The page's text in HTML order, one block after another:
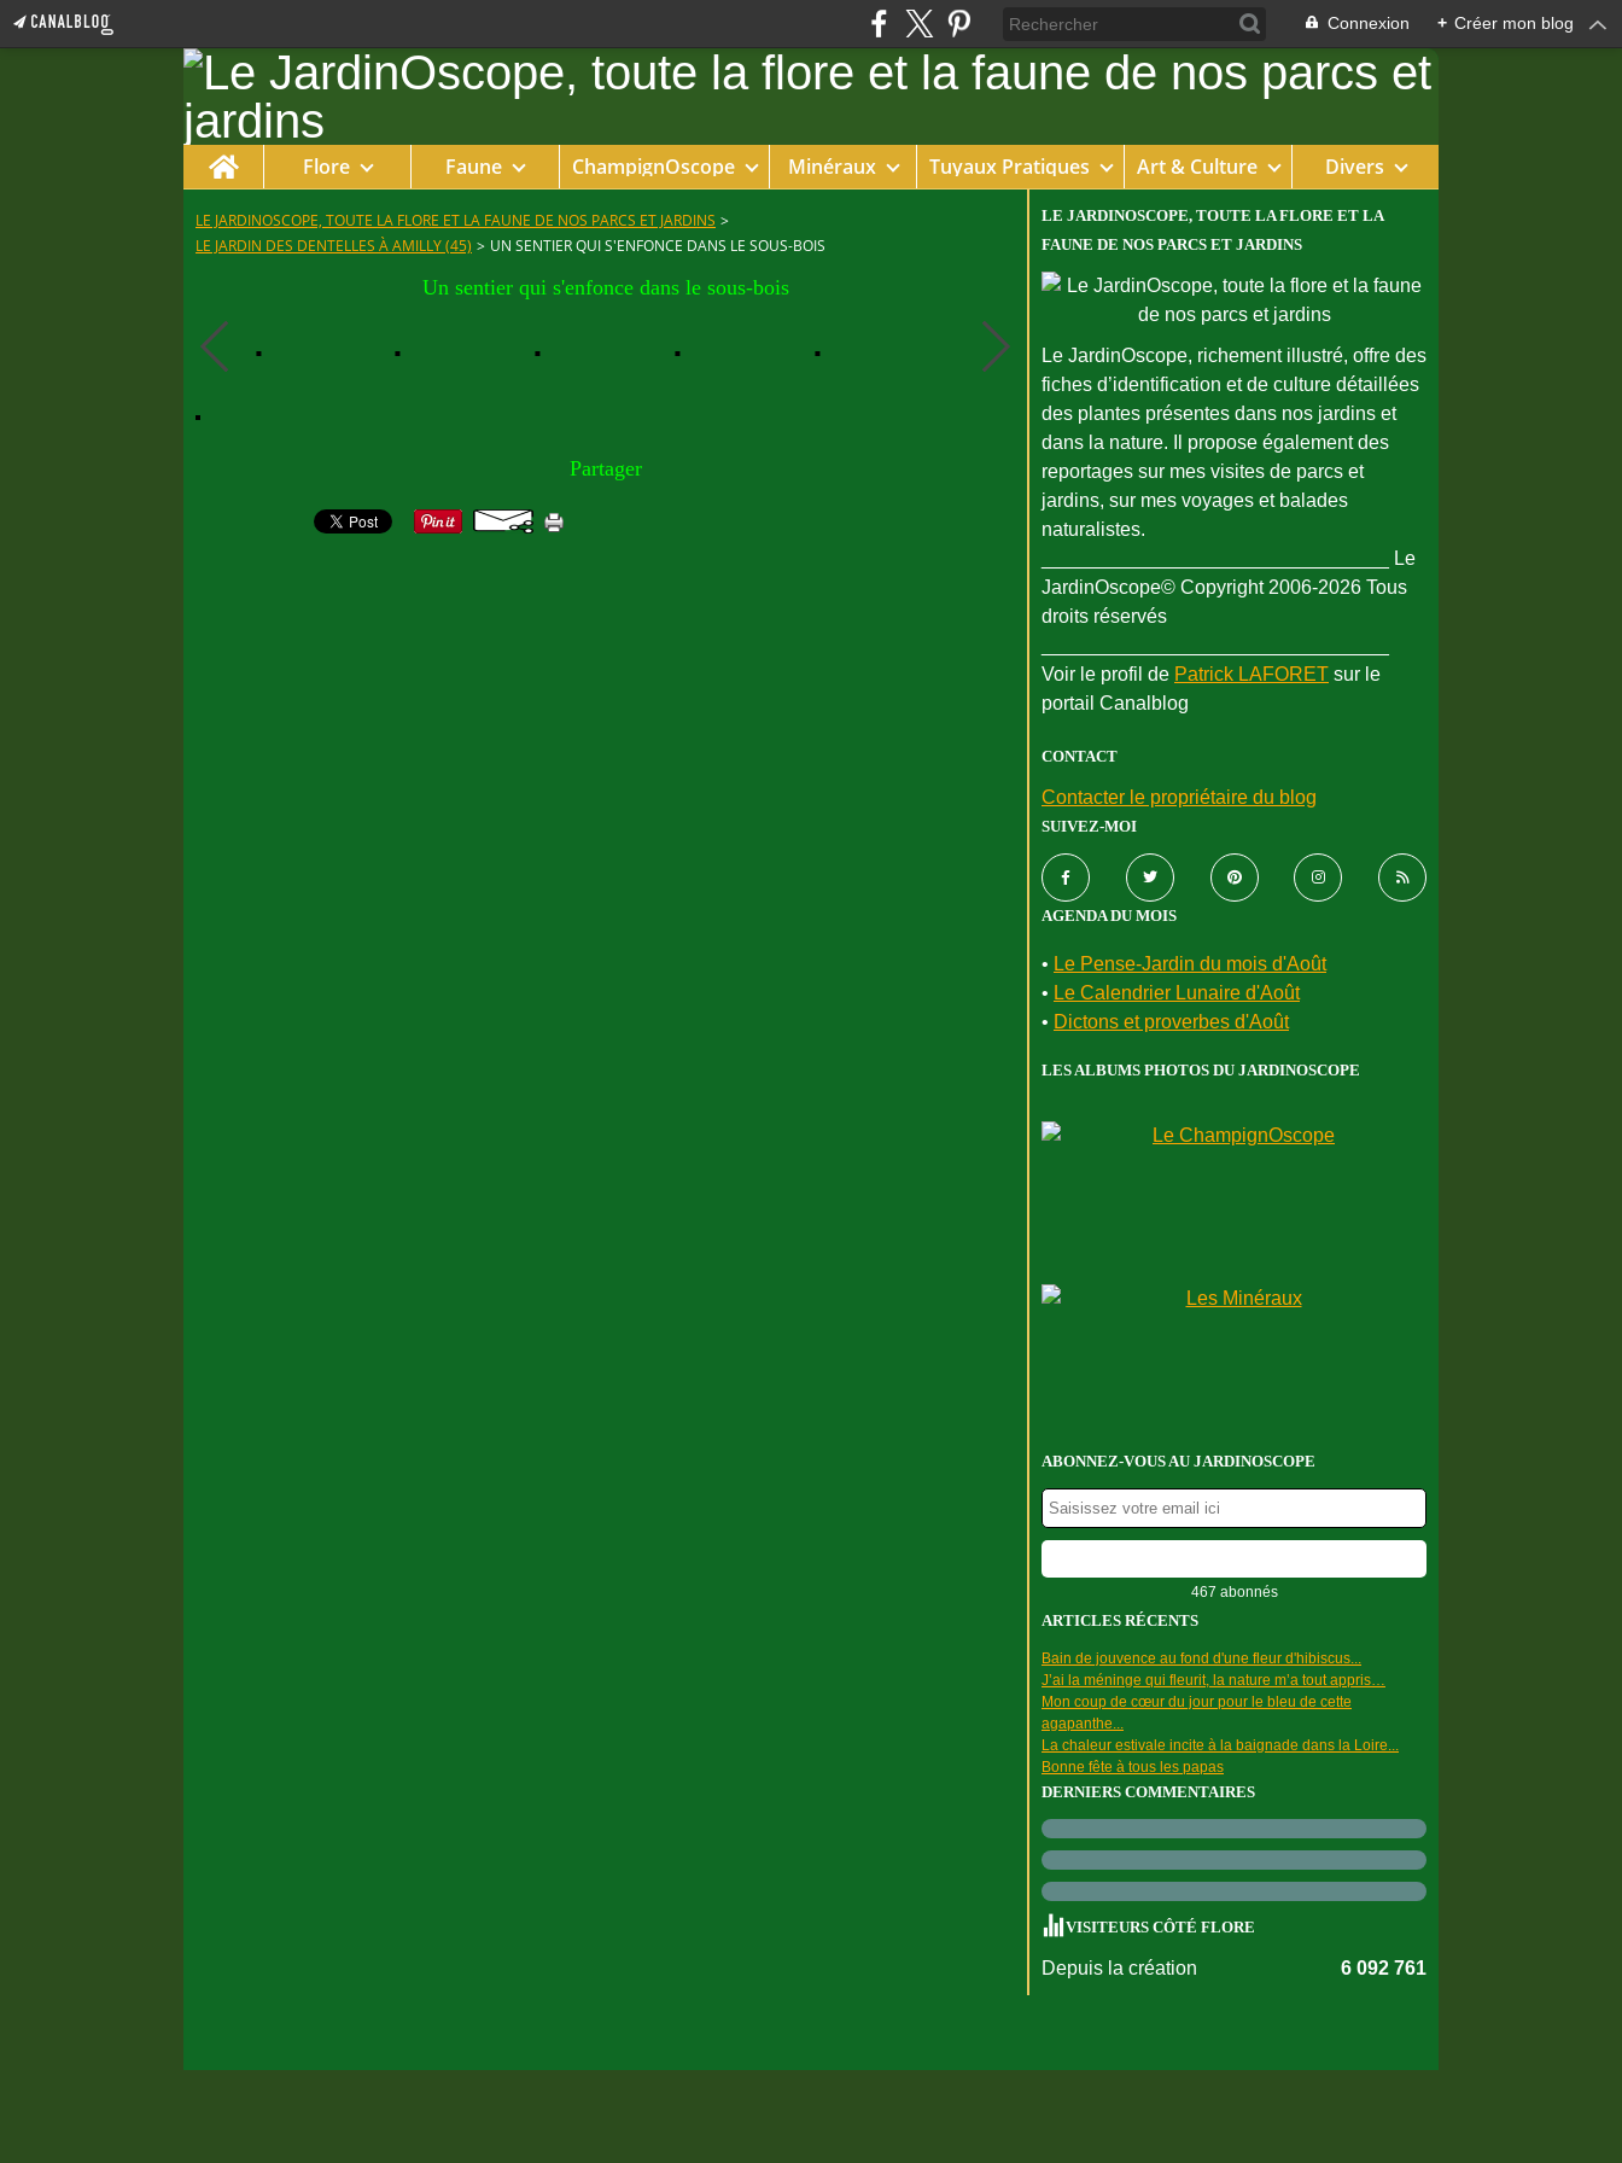
Connexion + Créer mon blog
Home Flore Faune ChampignOscope Minéraux Tuyaux Pratiques Art & Culture Divers
LE JARDINOSCOPE, TOUTE LA FLORE ET LA FAUNE DE NOS PARCS ET JARDINS >
LE JARDIN DES DENTELLES À AMILLY (45) > UN SENTIER QUI S'ENFONCE DANS LE SOUS-BOIS
Un sentier qui s'enfonce dans le sous-bois
Partager
LE JARDINOSCOPE, TOUTE LA FLORE ET LA
FAUNE DE NOS PARCS ET JARDINS
Le JardinOscope, richement illustré, offre des
fiches d’identification et de culture détaillées
des plantes présentes dans nos jardins et
dans la nature. Il propose également des
reportages sur mes visites de parcs et
jardins, sur mes voyages et balades
naturalistes.
________________________________ Le
JardinOscope© Copyright 2006-2026 Tous
droits réservés
Voir le profil de Patrick LAFORET sur le
portail Canalblog
CONTACT
Contacter le propriétaire du blog
SUIVEZ-MOI
AGENDA DU MOIS
• Le Pense-Jardin du mois d'Août
• Le Calendrier Lunaire d'Août
• Dictons et proverbes d'Août
LES ALBUMS PHOTOS DU JARDINOSCOPE
ABONNEZ-VOUS AU JARDINOSCOPE
467 abonnés
ARTICLES RÉCENTS
Bain de jouvence au fond d'une fleur d'hibiscus...
J’ai la méninge qui fleurit, la nature m’a tout appris…
Mon coup de cœur du jour pour le bleu de cette
agapanthe...
La chaleur estivale incite à la baignade dans la Loire...
Bonne fête à tous les papas
DERNIERS COMMENTAIRES
VISITEURS CÔTÉ FLORE
Depuis la création 6 092 761